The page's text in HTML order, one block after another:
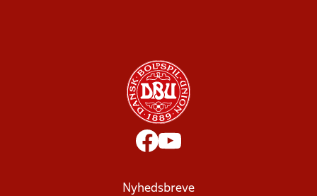
Nyhedsbreve